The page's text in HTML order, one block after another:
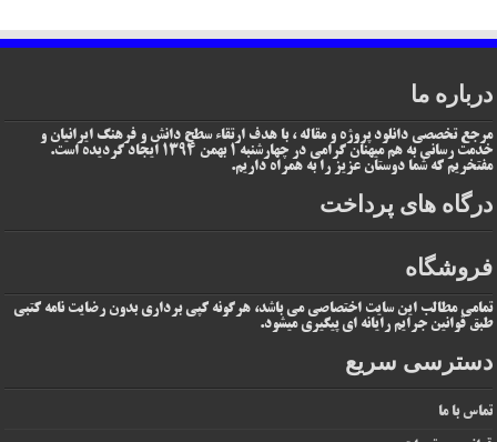
درباره ما
مرجع تخصصی دانلود پروژه و مقاله ، با هدف ارتقاء سطح دانش و فرهنگ ایرانیان و
خدمت رسانی به هم میهنان گرامی در چهارشنبه 1 بهمن 1394 ایجاد گردیده است.
مفتخریم که شما دوستان عزیز را به همراه داریم.
درگاه های پرداخت
فروشگاه
تمامی مطالب این سایت اختصاصی می باشد، هرگونه کپی برداری بدون رضایت نامه کتبی
طبق قوانین جرایم رایانه ای پیگیری میشود.
دسترسی سریع
تماس با ما